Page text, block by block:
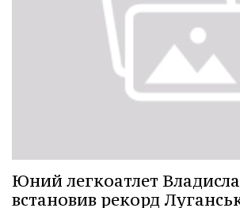
Юний легкоатлет
встановив рекорд